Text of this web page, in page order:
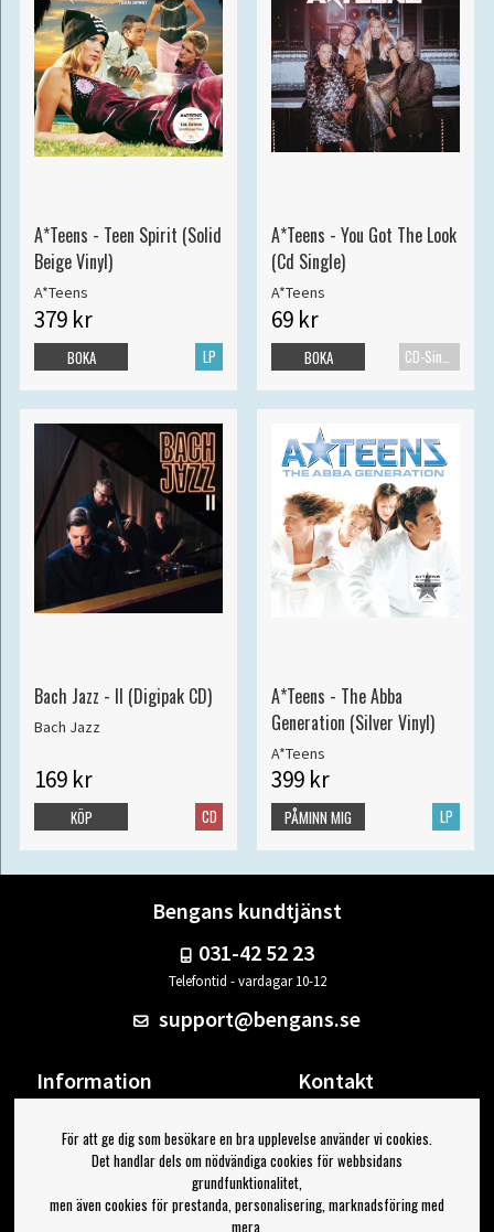
A*Teens - Teen Spirit (Solid
Beige Vinyl)
A*Teens
379 kr
LP
BOKA
A*Teens - You Got The Look
(Cd Single)
A*Teens
69 kr
BOKA
Bach Jazz - II (Digipak CD)
Bach Jazz
169 kr
CD
KÖP
A*Teens - The Abba
Generation (Silver Vinyl)
A*Teens
399 kr
LP
PÅMINN MIG
Bengans kundtjänst
031-42 52 23
Telefontid - vardagar 10-12
support@bengans.se
Information
Om Bengans
FAQ / Köp- & Leveransvillkor
Kontakt
Din sida
Logga ut
Jag vill ha tips från Bengans
För att ge dig som besökare en bra upplevelse använder vi cookies.
Det handlar dels om nödvändiga cookies för webbsidans
grundfunktionalitet,
men även cookies för prestanda, personalisering, marknadsföring med
mera.